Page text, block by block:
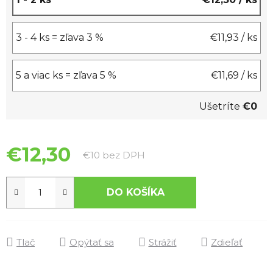
3 - 4 ks = zľava 3 % €11,93 / ks
5 a viac ks = zľava 5 % €11,69 / ks
Ušetríte €0
€12,30 €10 bez DPH
DO KOŠÍKA
Tlač Opýtať sa Strážiť Zdieľať